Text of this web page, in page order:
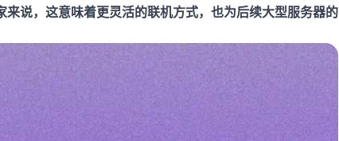
来说，这意味着更灵活的联机方式，也为后续大型服务器的